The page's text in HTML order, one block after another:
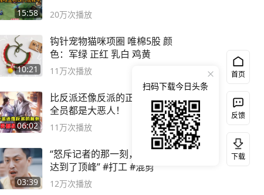
15:58 20万次播放
10:21
钩针宠物猫咪项圈 唯棉5股 颜
色：军绿 正红 乳白 鸡黄
11万次播放
06:02
比反派还像反派的正派主角，
全员都是大恶人！
11万次播放
03:39
“怒斥记者的那一刻，讽刺感
达到了顶峰” #打工 #混剪
12万次播放
首页
反馈
下载
扫码下载今日头条